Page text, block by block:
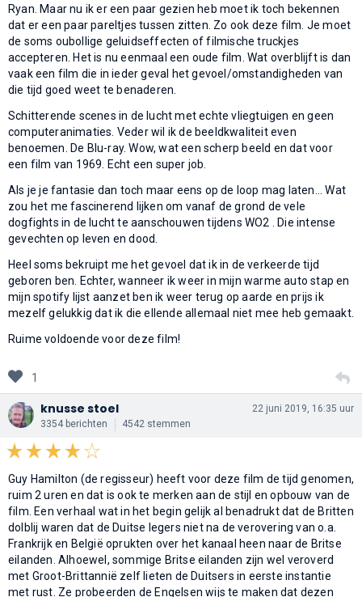
Ryan. Maar nu ik er een paar gezien heb moet ik toch bekennen
dat er een paar pareltjes tussen zitten. Zo ook deze film. Je moet
de soms oubollige geluidseffecten of filmische truckjes
accepteren. Het is nu eenmaal een oude film. Wat overblijft is dan
vaak een film die in ieder geval het gevoel/omstandigheden van
die tijd goed weet te benaderen.
Schitterende scenes in de lucht met echte vliegtuigen en geen
computeranimaties. Veder wil ik de beeldkwaliteit even
benoemen. De Blu-ray. Wow, wat een scherp beeld en dat voor
een film van 1969. Echt een super job.
Als je je fantasie dan toch maar eens op de loop mag laten... Wat
zou het me fascinerend lijken om vanaf de grond de vele
dogfights in de lucht te aanschouwen tijdens WO2 . Die intense
gevechten op leven en dood.
Heel soms bekruipt me het gevoel dat ik in de verkeerde tijd
geboren ben. Echter, wanneer ik weer in mijn warme auto stap en
mijn spotify lijst aanzet ben ik weer terug op aarde en prijs ik
mezelf gelukkig dat ik die ellende allemaal niet mee heb gemaakt.
Ruime voldoende voor deze film!
1
knusse stoel
3354 berichten 4542 stemmen
22 juni 2019, 16:35 uur
Guy Hamilton (de regisseur) heeft voor deze film de tijd genomen,
ruim 2 uren en dat is ook te merken aan de stijl en opbouw van de
film. Een verhaal wat in het begin gelijk al benadrukt dat de Britten
dolblij waren dat de Duitse legers niet na de verovering van o.a.
Frankrijk en België oprukten over het kanaal heen naar de Britse
eilanden. Alhoewel, sommige Britse eilanden zijn wel veroverd
met Groot-Brittannië zelf lieten de Duitsers in eerste instantie
met rust. Ze probeerden de Engelsen wijs te maken dat dezen